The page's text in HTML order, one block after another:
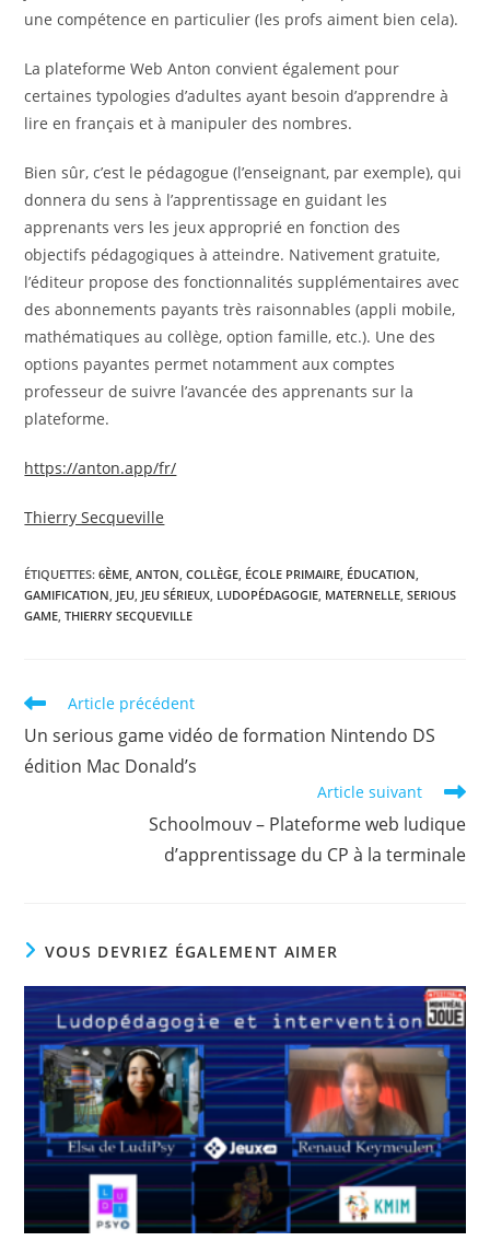
une compétence en particulier (les profs aiment bien cela).
La plateforme Web Anton convient également pour
certaines typologies d’adultes ayant besoin d’apprendre à
lire en français et à manipuler des nombres.
Bien sûr, c’est le pédagogue (l’enseignant, par exemple), qui
donnera du sens à l’apprentissage en guidant les
apprenants vers les jeux approprié en fonction des
objectifs pédagogiques à atteindre. Nativement gratuite,
l’éditeur propose des fonctionnalités supplémentaires avec
des abonnements payants très raisonnables (appli mobile,
mathématiques au collège, option famille, etc.). Une des
options payantes permet notamment aux comptes
professeur de suivre l’avancée des apprenants sur la
plateforme.
https://anton.app/fr/
Thierry Secqueville
ÉTIQUETTES:6ÈME, ANTON, COLLÈGE, ÉCOLE PRIMAIRE, ÉDUCATION,
GAMIFICATION, JEU, JEU SÉRIEUX, LUDOPÉDAGOGIE, MATERNELLE, SERIOUS
GAME, THIERRY SECQUEVILLE
Read
articles
Article précédent
Un serious game vidéo de formation Nintendo DS
édition Mac Donald’s
Article suivant
Schoolmouv – Plateforme web ludique
d’apprentissage du CP à la terminale
VOUS DEVRIEZ ÉGALEMENT AIMER